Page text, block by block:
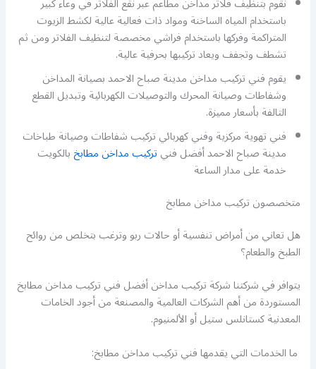
باستخدام المياه الساخنة ومواد ذات فعالية عالية لكشط الزيوت
المتراكمة وفركها باستخدام فراشي مخصصة لتنظيف الفلاتر ومن ثم
تشطف وتجفف ويعاد تركيبها بحرفية عالية.
يقوم فني تركيب مداخن مدينة صباح الاحمد بصيانة المداخن
وشفاطات وصيانة المحرك والتوصيلات الكهربائية وتبديل القطع
التالفة بأسعار مميزة.
فني تهوية مركزية وفني كهربائي تركيب شفاطات وصيانة طباخات
مدينة صباح الاحمد أفضل فنيتركيب مداخن مطابخبالكويت
خدمة على مدار الساعة
متخصصون تركيب مداخن مطابخ
هل تعاني من أمراض تنفسية أو حالات ربو وترغب بتخلص من روائح
الطبخ والطعام؟
يتوافر في شركتنا شركة تركيب مداخن أفضل فني تركيب مداخن مطابخ
المستوردة من أهم الشركات العالمية والمصنعة من أجود الخامات
المعدنية كستانلس ستيل أو الألمنيوم.
ما الخدمات التي يقدمها فني تركيب مداخن مطابخ: